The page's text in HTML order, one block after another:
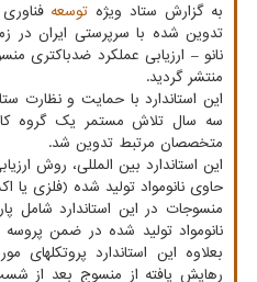
به گزارش ستاد ویژه توسعه
تدوین شده با سرپرستی ایران در
نانو – ارزیابی عملکرد ضدباکتری
منتشر گردید.
این استاندارد با حمایت و نظارت
سه سال تلاش مستمر یک گروه
متخصصان مرتبط تدوین شد.
این استاندارد بین المللی، روش
حاوی نانومواد تولید شده (فلزی
منسوجات در این استاندارد شامل
نانومواد تولید شده در ضمن پروسه
بعلاوه این استاندارد پروتکلهای
رهایش یافته از منسوج بعد از